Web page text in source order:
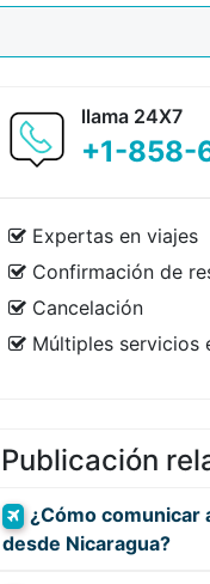
llama 24X7
+1-858-
Expertas en viajes
Confirmación de
Cancelación
Múltiples servicios
Publicación
¿Cómo comunicar
desde Nicaragua?